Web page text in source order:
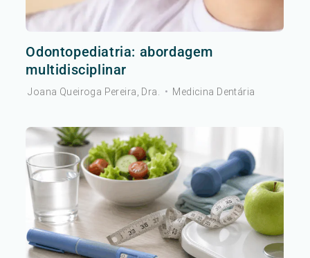
Odontopediatria: abordagem
multidisciplinar
Joana Queiroga Pereira, Dra. • Medicina Dentária